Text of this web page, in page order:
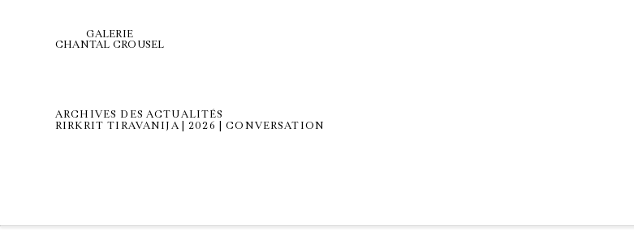
GALERIE
CHANTAL CROUSEL
ARCHIVES DES ACTUALITÉS
RIRKRIT TIRAVANIJA | 2026 | CONVERSATION